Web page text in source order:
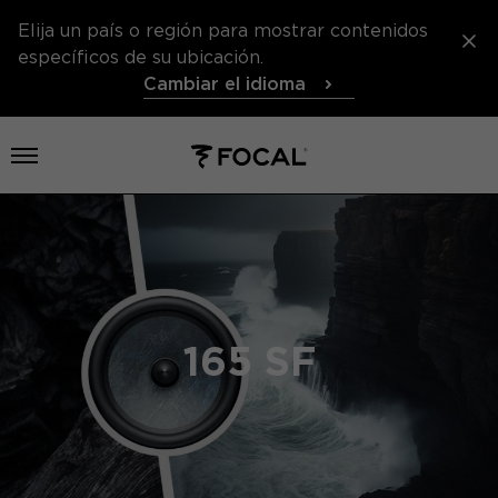
Elija un país o región para mostrar contenidos
específicos de su ubicación.
Cambiar el idioma
Abrir el menú
165 SF